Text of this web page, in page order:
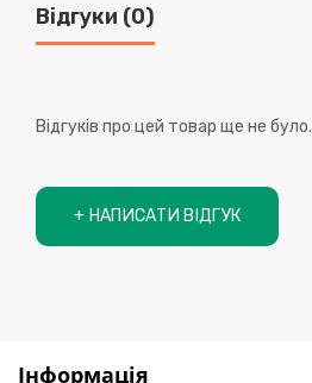
Відгуки (0)
Відгуків про цей товар ще не було.
+ НАПИСАТИ ВІДГУК
Інформація